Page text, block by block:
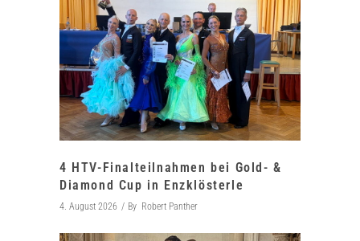
4 HTV-Finalteilnahmen bei Gold- &
Diamond Cup in Enzklösterle
4. August 2026 By Robert Panther